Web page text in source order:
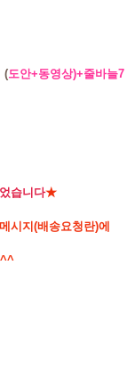
(도안+동영상)+줄바늘7
습니다★
시지(배송요청란)에
^^